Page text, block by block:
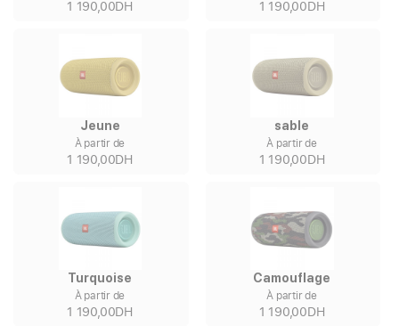
1 190,00DH 1 190,00DH
Jeune
À partir de
1 190,00DH
sable
À partir de
1 190,00DH
Turquoise
À partir de
1 190,00DH
Camouflage
À partir de
1 190,00DH